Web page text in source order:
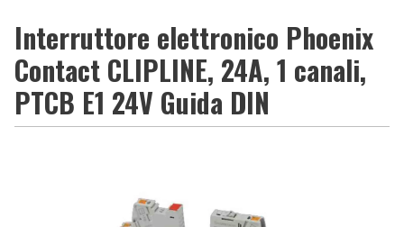
Interruttore elettronico Phoenix
Contact CLIPLINE, 24A, 1 canali,
PTCB E1 24V Guida DIN